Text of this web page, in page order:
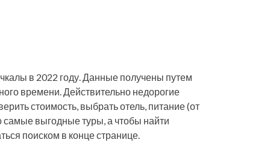
в 2022 году. Данные получены путем
времени. Действительно недорогие
стоимость, выбрать отель, питание (от
самые выгодные туры, а чтобы найти
поиском в конце странице.